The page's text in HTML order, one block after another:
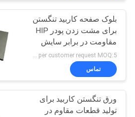
شیلد برش
68
بلوک صفحه کاربید تنگستن
برای مشت زدن پودر HIP
مقاومت در برابر سایش
YG15 با سطح جلا
As per customer request MOQ:5 کیلوگرم
تماس
ورق تنگستن کاربید برای
تولید قطعات مقاوم در